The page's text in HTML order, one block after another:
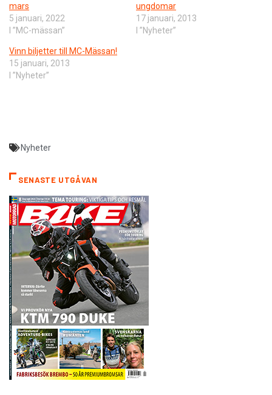
mars
5 januari, 2022
I ”MC-mässan”
ungdomar
17 januari, 2013
I ”Nyheter”
Vinn biljetter till MC-Mässan!
15 januari, 2013
I ”Nyheter”
Nyheter
SENASTE UTGÅVAN